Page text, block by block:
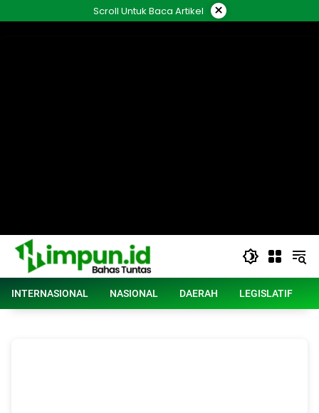
ke
Scroll Untuk Baca Artikel ×
INTERNASIONAL NASIONAL DAERAH LEGISLATIF